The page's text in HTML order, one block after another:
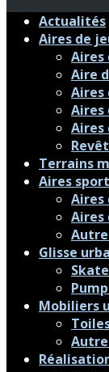
Actualités
Aires de
Aires
Aire
Aires
Aires
Aires
Terrains
Aires
Aires
Aires
Glisse
Mobiliers